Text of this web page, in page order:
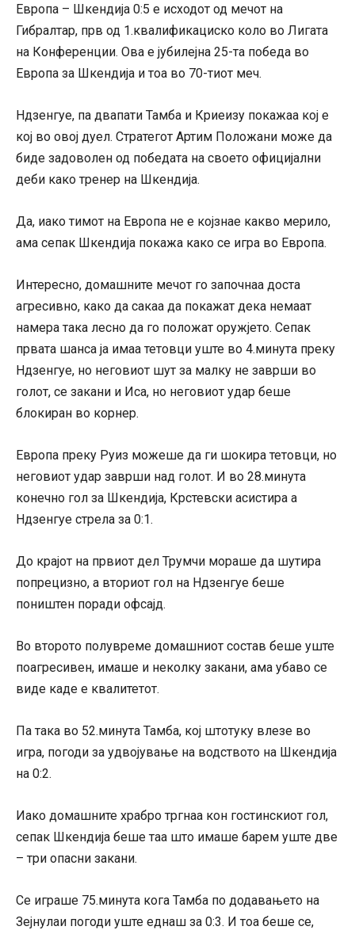
Европа – Шкендија 0:5 е исходот од мечот на
Гибралтар, прв од 1.квалификациско коло во Лигата
на Конференции. Ова е јубилејна 25-та победа во
Европа за Шкендија и тоа во 70-тиот меч.
Ндзенгуе, па двапати Тамба и Криеизу покажаа кој е
кој во овој дуел. Стратегот Артим Положани може да
биде задоволен од победата на своето официјални
деби како тренер на Шкендија.
Да, иако тимот на Европа не е којзнае какво мерило,
ама сепак Шкендија покажа како се игра во Европа.
Интересно, домашните мечот го започнаа доста
агресивно, како да сакаа да покажат дека немаат
намера така лесно да го положат оружјето. Сепак
првата шанса ја имаа тетовци уште во 4.минута преку
Ндзенгуе, но неговиот шут за малку не заврши во
голот, се закани и Иса, но неговиот удар беше
блокиран во корнер.
Европа преку Руиз можеше да ги шокира тетовци, но
неговиот удар заврши над голот. И во 28.минута
конечно гол за Шкендија, Крстевски асистира а
Ндзенгуе стрела за 0:1.
До крајот на првиот дел Трумчи мораше да шутира
попрецизно, а вториот гол на Ндзенгуе беше
поништен поради офсајд.
Во второто полувреме домашниот состав беше уште
поагресивен, имаше и неколку закани, ама убаво се
виде каде е квалитетот.
Па така во 52.минута Тамба, кој штотуку влезе во
игра, погоди за удвојување на водството на Шкендија
на 0:2.
Иако домашните храбро тргнаа кон гостинскиот гол,
сепак Шкендија беше таа што имаше барем уште две
– три опасни закани.
Се играше 75.минута кога Тамба по додавањето на
Зејнулаи погоди уште еднаш за 0:3. И тоа беше се,